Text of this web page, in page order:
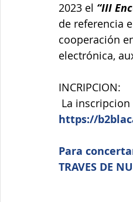
2023 el “III
de referencia
cooperación
electrónica,
INCRIPCION:
La
https://
Para
TRAVES DE